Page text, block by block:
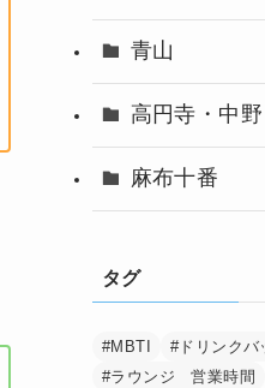
青山
高円寺・中野
麻布十番
タグ
#MBTI #ドリンクバ
#ラウンジ 営業時間